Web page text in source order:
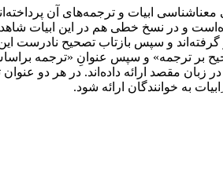
ابیات و ترجمه‌های آن
و در نسخ خطی هم در این ابیات
دیوان کبیر و 4 نسخة نویافتة معتبر مورد بررسی قرار گرفته‌اند و سپس
بر ترجمه» و سپس عنوانِ «ترجمه
زبان مقصد ارائه داده‌اند. در هر دو
به خوانندگان ارائه شود.